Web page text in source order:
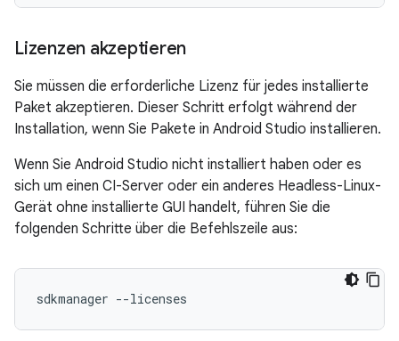
Lizenzen akzeptieren
Sie müssen die erforderliche Lizenz für jedes installierte
Paket akzeptieren. Dieser Schritt erfolgt während der
Installation, wenn Sie Pakete in Android Studio installieren.
Wenn Sie Android Studio nicht installiert haben oder es
sich um einen CI-Server oder ein anderes Headless-Linux-
Gerät ohne installierte GUI handelt, führen Sie die
folgenden Schritte über die Befehlszeile aus:
sdkmanager --licenses